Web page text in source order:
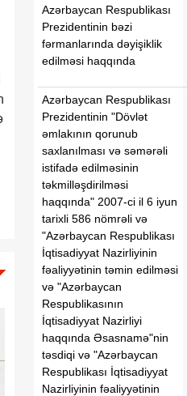
Azərbaycan Respublikası
Prezidentinin bəzi
fərmanlarında dəyişiklik
edilməsi haqqında
Azərbaycan Respublikası
Prezidentinin "Dövlət
əmlakının qorunub
saxlanılması və səmərəli
istifadə edilməsinin
təkmilləşdirilməsi
haqqında" 2007-ci il 6 iyun
tarixli 586 nömrəli və
"Azərbaycan Respublikası
İqtisadiyyat Nazirliyinin
fəaliyyətinin təmin edilməsi
və "Azərbaycan
Respublikasının
İqtisadiyyat Nazirliyi
haqqında Əsasnamə"nin
təsdiqi və "Azərbaycan
Respublikası İqtisadiyyat
Nazirliyinin fəaliyyətinin